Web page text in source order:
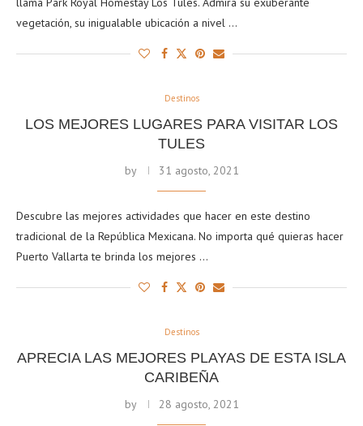
vegetación, su inigualable ubicación a nivel …
Destinos
LOS MEJORES LUGARES PARA VISITAR LOS
TULES
by 31 agosto, 2021
Descubre las mejores actividades que hacer en este destino
tradicional de la República Mexicana. No importa qué quieras hacer
Puerto Vallarta te brinda los mejores …
Destinos
APRECIA LAS MEJORES PLAYAS DE ESTA ISLA
CARIBEÑA
by 28 agosto, 2021